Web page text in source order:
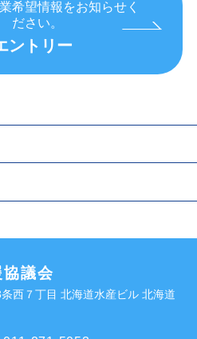
希望情報をお知らせく
ださい。
ントリー
議会
西７丁目 北海道水産ビル 北海道